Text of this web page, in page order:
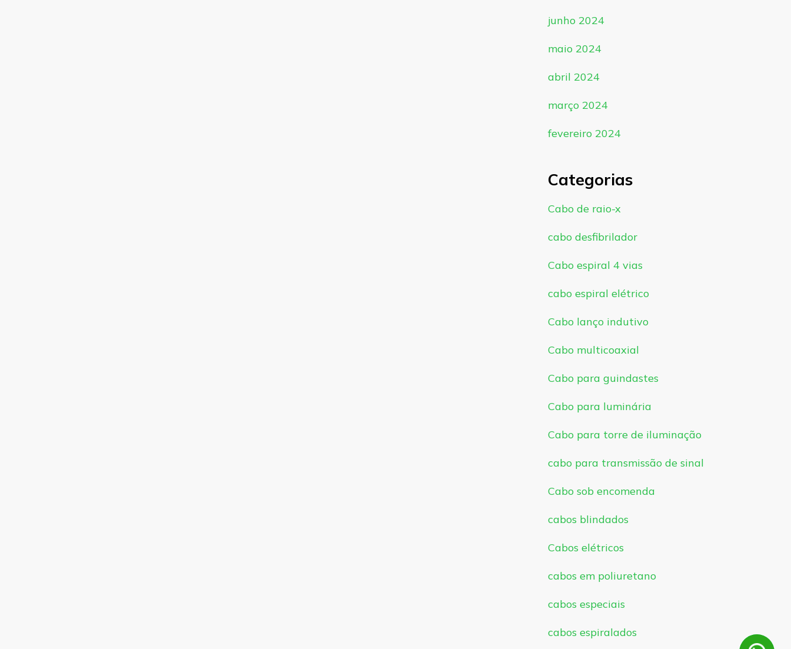
junho 2024
maio 2024
abril 2024
março 2024
fevereiro 2024
Categorias
Cabo de raio-x
cabo desfibrilador
Cabo espiral 4 vias
cabo espiral elétrico
Cabo lanço indutivo
Cabo multicoaxial
Cabo para guindastes
Cabo para luminária
Cabo para torre de iluminação
cabo para transmissão de sinal
Cabo sob encomenda
cabos blindados
Cabos elétricos
cabos em poliuretano
cabos especiais
cabos espiralados